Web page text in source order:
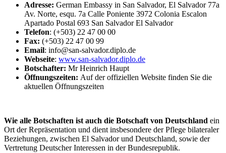
Adresse: German Embassy in San Salvador, El Salvador 77a
Av. Norte, esqu. 7a Calle Poniente 3972 Colonia Escalon
Apartado Postal 693 San Salvador El Salvador
Telefon: (+503) 22 47 00 00
Fax: (+503) 22 47 00 99
Email: info@san-salvador.diplo.de
Webseite: www.san-salvador.diplo.de
Botschafter: Mr Heinrich Haupt
Öffnungszeiten: Auf der offiziellen Website finden Sie die
aktuellen Öffnungszeiten
Wie alle Botschaften ist auch die Botschaft von Deutschland ein
Ort der Repräsentation und dient insbesondere der Pflege bilateraler
Beziehungen, zwischen El Salvadorund Deutschland, sowie der
Vertretung Deutscher Interessen in der Bundesrepublik.